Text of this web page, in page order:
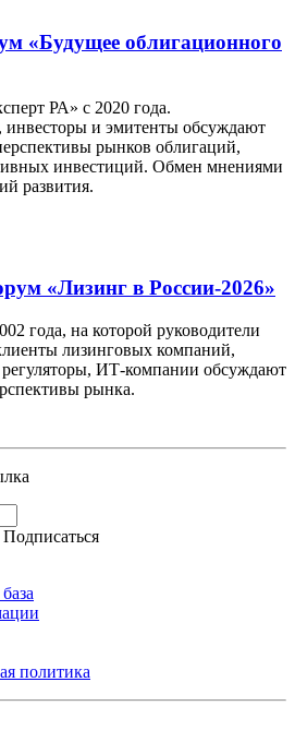
«Будущее облигационного
РА» с 2020 года.
и эмитенты обсуждают
рынков облигаций,
инвестиций. Обмен мнениями
развития.
«Лизинг в России-2026»
года, на которой руководители
лизинговых компаний,
ИТ-компании обсуждают
рынка.
Подписаться
политика